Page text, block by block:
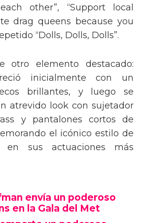
other”, “Support local
drag queens because you
“Dolls, Dolls, Dolls”.
otro elemento destacado:
inicialmente con un
brillantes, y luego se
atrevido look con sujetador
y pantalones cortos de
el icónico estilo de
en sus actuaciones más
envía un poderoso
en la Gala del Met